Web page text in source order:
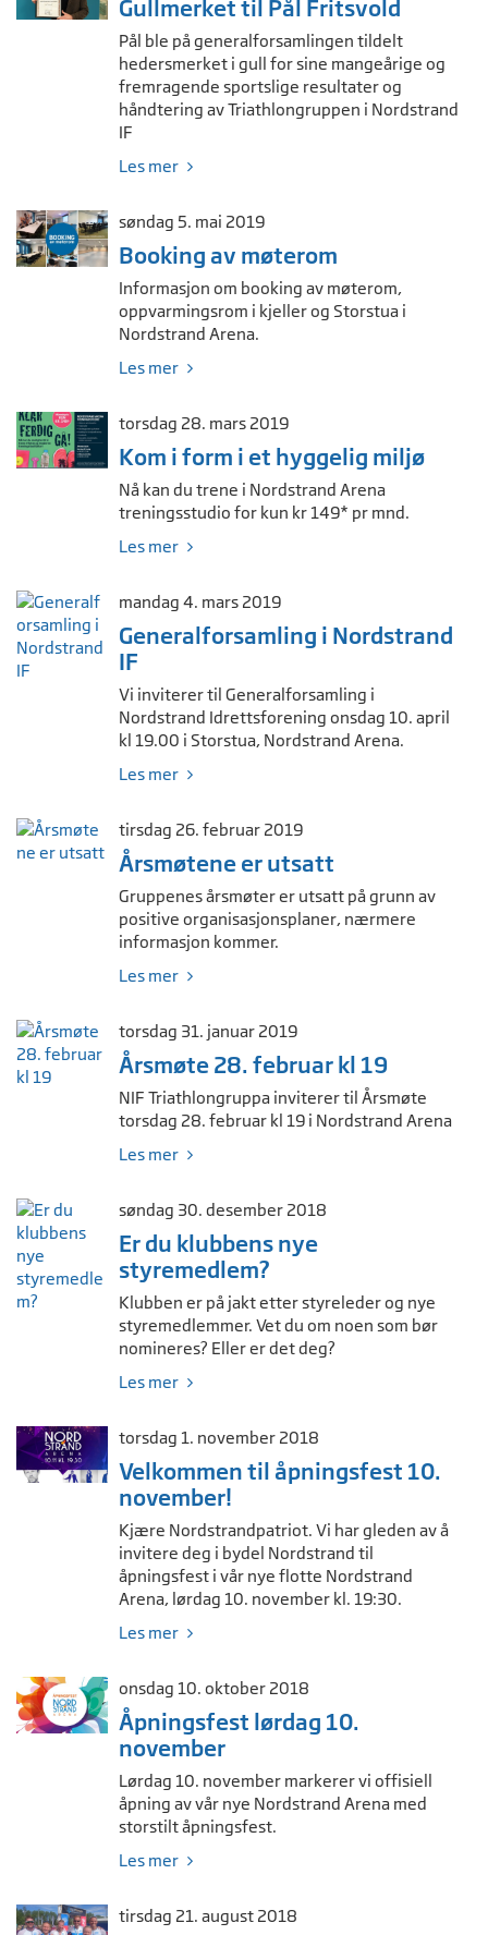
Gullmerket til Pål Fritsvold
Pål ble på generalforsamlingen tildelt
hedersmerket i gull for sine mangeårige og
fremragende sportslige resultater og
håndtering av Triathlongruppen i Nordstrand
IF
Les mer
søndag 5. mai 2019
Booking av møterom
Informasjon om booking av møterom,
oppvarmingsrom i kjeller og Storstua i
Nordstrand Arena.
Les mer
torsdag 28. mars 2019
Kom i form i et hyggelig miljø
Nå kan du trene i Nordstrand Arena
treningsstudio for kun kr 149* pr mnd.
Les mer
mandag 4. mars 2019
Generalforsamling i Nordstrand
IF
Vi inviterer til Generalforsamling i
Nordstrand Idrettsforening onsdag 10. april
kl 19.00 i Storstua, Nordstrand Arena.
Les mer
tirsdag 26. februar 2019
Årsmøtene er utsatt
Gruppenes årsmøter er utsatt på grunn av
positive organisasjonsplaner, nærmere
informasjon kommer.
Les mer
torsdag 31. januar 2019
Årsmøte 28. februar kl 19
NIF Triathlongruppa inviterer til Årsmøte
torsdag 28. februar kl 19 i Nordstrand Arena
Les mer
søndag 30. desember 2018
Er du klubbens nye
styremedlem?
Klubben er på jakt etter styreleder og nye
styremedlemmer. Vet du om noen som bør
nomineres? Eller er det deg?
Les mer
torsdag 1. november 2018
Velkommen til åpningsfest 10.
november!
Kjære Nordstrandpatriot. Vi har gleden av å
invitere deg i bydel Nordstrand til
åpningsfest i vår nye flotte Nordstrand
Arena, lørdag 10. november kl. 19:30.
Les mer
onsdag 10. oktober 2018
Åpningsfest lørdag 10.
november
Lørdag 10. november markerer vi offisiell
åpning av vår nye Nordstrand Arena med
storstilt åpningsfest.
Les mer
tirsdag 21. august 2018